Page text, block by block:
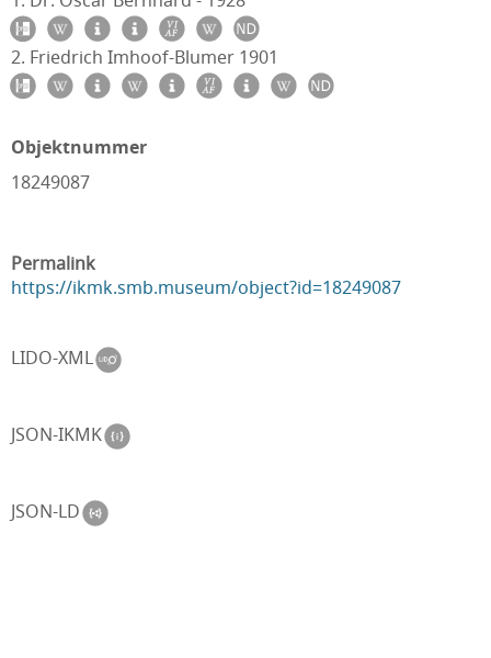
2. Friedrich Imhoof-Blumer 1901
Objektnummer
18249087
Permalink
https://ikmk.smb.museum/object?id=18249087
LIDO-XML
JSON-IKMK
JSON-LD